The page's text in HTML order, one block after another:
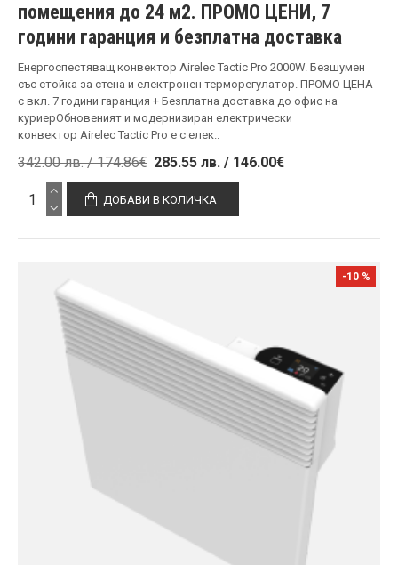
помещения до 24 м2. ПРОМО ЦЕНИ, 7
години гаранция и безплатна доставка
Енергоспестяващ конвектор Airelec Tactic Pro 2000W. Безшумен
със стойка за стена и електронен терморегулатор. ПРОМО ЦЕНА
с вкл. 7 години гаранция + Безплатна доставка до офис на
куриерOбновеният и модернизиран електрически
конвектор Airelec Tactic Pro е с елек..
285.55 лв. / 146.00€
342.00 лв. / 174.86€
ДОБАВИ В КОЛИЧКА
-10 %